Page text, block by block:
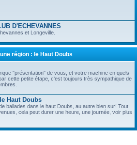
D'ECHEVANNES
et Longeville.
région : le Haut Doubs
"présentation" de vous, et votre machine en quels
cette petite étape, c'est toujours très sympathique de
Haut Doubs
ballades dans le haut Doubs, au autre bien sur! Tout
cela peut durer une heure, une journée, voir plus